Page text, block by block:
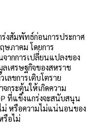
งสัมพัทธ์ก่อนการประกาศ
ษภาคม โดยการ
ากการเปลี่ยนแปลงของ
เศรษฐกิจของสหราช
ลขการเติบโตราย
จกระตุ้นให้เกิดความ
ที่แข็งแกร่งจะสนับสนุน
ม่ หรือความไม่แน่นอนของ
รือไม่